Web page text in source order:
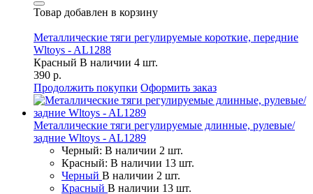
Товар добавлен в корзину
Металлические тяги регулируемые короткие, передние
Wltoys - AL1288
Красный В наличии 4 шт.
390 р.
Продолжить покупки Оформить заказ
Металлические тяги регулируемые длинные, рулевые/
задние Wltoys - AL1289
Черный: В наличии 2 шт.
Красный: В наличии 13 шт.
Черный В наличии 2 шт.
Красный В наличии 13 шт.